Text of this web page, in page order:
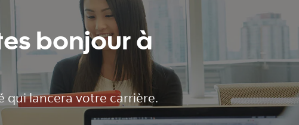
bonjour à
qui lancera votre carrière.